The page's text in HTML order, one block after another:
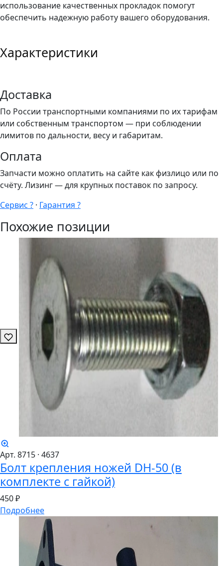
использование качественных прокладок помогут
обеспечить надежную работу вашего оборудования.
Характеристики
Доставка
По России транспортными компаниями по их тарифам
или собственным транспортом — при соблюдении
лимитов по дальности, весу и габаритам.
Оплата
Запчасти можно оплатить на сайте как физлицо или по
счёту. Лизинг — для крупных поставок по запросу.
Сервис ? · Гарантия ?
Похожие позиции
Арт. 8715 · 4637
Болт крепления ножей DH-50 (в
комплекте с гайкой)
450 ₽
Подробнее